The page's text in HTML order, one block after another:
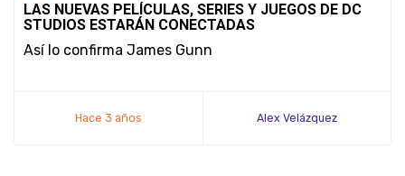
LAS NUEVAS PELÍCULAS, SERIES Y JUEGOS DE DC
STUDIOS ESTARÁN CONECTADAS
Así lo confirma James Gunn
Hace 3 años Alex Velázquez